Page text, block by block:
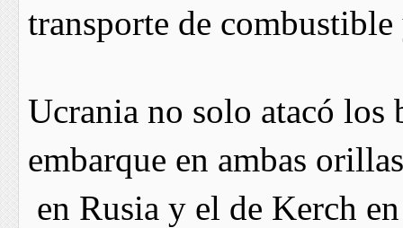
transporte de
Ucrania no solo atacó los
embarque en ambas
en Rusia y el de Kerch